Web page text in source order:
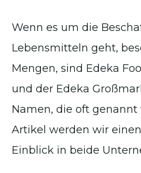
Wenn es um die
Lebensmitteln geht,
Mengen, sind Edeka
und der Edeka
Namen, die oft genannt
Artikel werden wir
Einblick in beide